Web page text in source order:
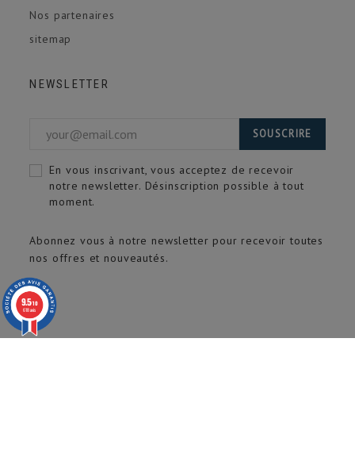
Nos partenaires
sitemap
NEWSLETTER
Abonnez vous à notre newsletter pour recevoir toutes
nos offres et nouveautés.
SOUSCRIRE
En vous inscrivant, vous acceptez de recevoir
notre newsletter. Désinscription possible à tout
moment.
9.5/10
618 avis